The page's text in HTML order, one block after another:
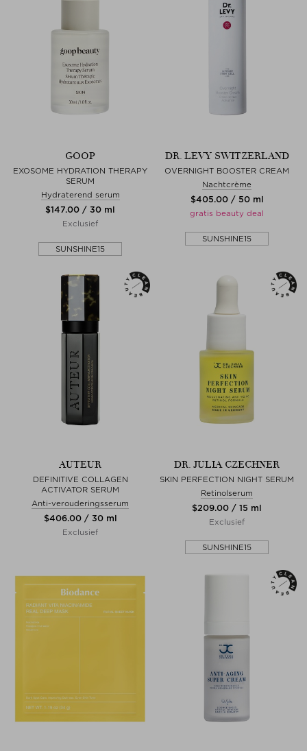
GOOP
EXOSOME HYDRATION THERAPY
SERUM
Hydraterend serum
$‌147.00 / 30 ml
Exclusief
SUNSHINE15
DR. LEVY SWITZERLAND
OVERNIGHT BOOSTER CREAM
Nachtcrème
$‌405.00 / 50 ml
gratis beauty deal
SUNSHINE15
AUTEUR
DEFINITIVE COLLAGEN
ACTIVATOR SERUM
Anti-verouderingsserum
$‌406.00 / 30 ml
Exclusief
DR. JULIA CZECHNER
SKIN PERFECTION NIGHT SERUM
Retinolserum
$‌209.00 / 15 ml
Exclusief
SUNSHINE15